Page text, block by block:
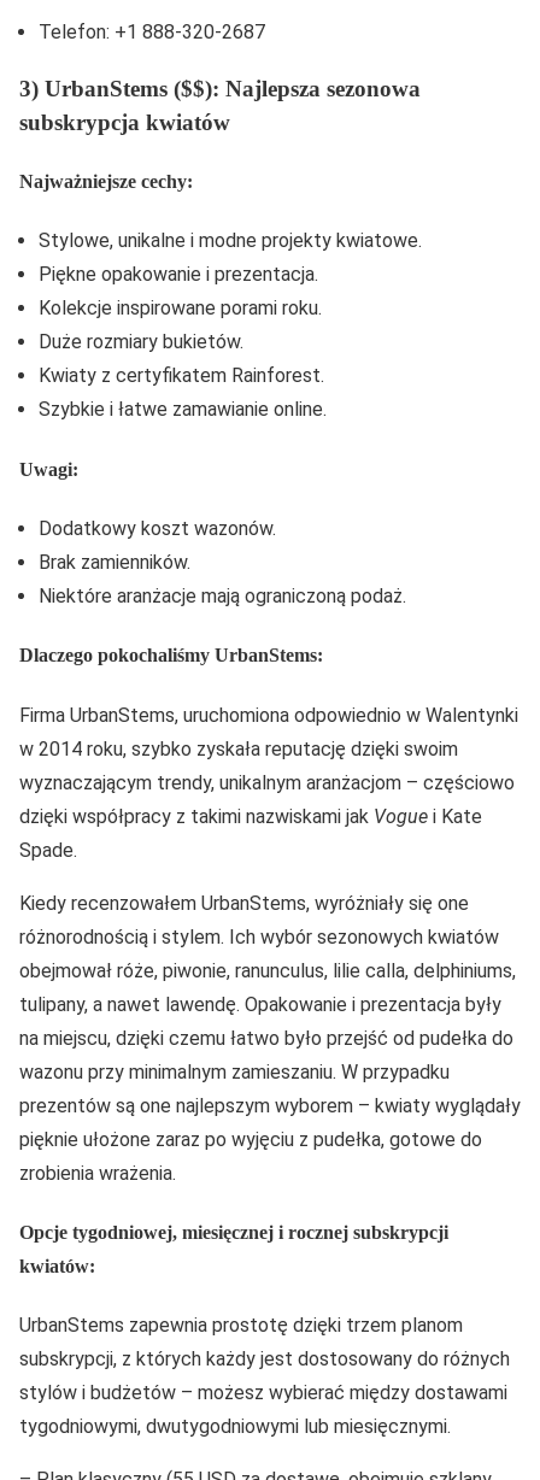
Telefon: +1 888-320-2687
3) UrbanStems ($$): Najlepsza sezonowa
subskrypcja kwiatów
Najważniejsze cechy:
Stylowe, unikalne i modne projekty kwiatowe.
Piękne opakowanie i prezentacja.
Kolekcje inspirowane porami roku.
Duże rozmiary bukietów.
Kwiaty z certyfikatem Rainforest.
Szybkie i łatwe zamawianie online.
Uwagi:
Dodatkowy koszt wazonów.
Brak zamienników.
Niektóre aranżacje mają ograniczoną podaż.
Dlaczego pokochaliśmy UrbanStems:
Firma UrbanStems, uruchomiona odpowiednio w Walentynki
w 2014 roku, szybko zyskała reputację dzięki swoim
wyznaczającym trendy, unikalnym aranżacjom – częściowo
dzięki współpracy z takimi nazwiskami jak Vogue i Kate
Spade.
Kiedy recenzowałem UrbanStems, wyróżniały się one
różnorodnością i stylem. Ich wybór sezonowych kwiatów
obejmował róże, piwonie, ranunculus, lilie calla, delphiniums,
tulipany, a nawet lawendę. Opakowanie i prezentacja były
na miejscu, dzięki czemu łatwo było przejść od pudełka do
wazonu przy minimalnym zamieszaniu. W przypadku
prezentów są one najlepszym wyborem – kwiaty wyglądały
pięknie ułożone zaraz po wyjęciu z pudełka, gotowe do
zrobienia wrażenia.
Opcje tygodniowej, miesięcznej i rocznej subskrypcji
kwiatów:
UrbanStems zapewnia prostotę dzięki trzem planom
subskrypcji, z których każdy jest dostosowany do różnych
stylów i budżetów – możesz wybierać między dostawami
tygodniowymi, dwutygodniowymi lub miesięcznymi.